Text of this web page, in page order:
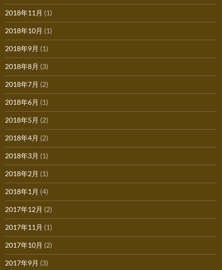
2018年11月 (1)
2018年10月 (1)
2018年9月 (1)
2018年8月 (3)
2018年7月 (2)
2018年6月 (1)
2018年5月 (2)
2018年4月 (2)
2018年3月 (1)
2018年2月 (1)
2018年1月 (4)
2017年12月 (2)
2017年11月 (1)
2017年10月 (2)
2017年9月 (3)